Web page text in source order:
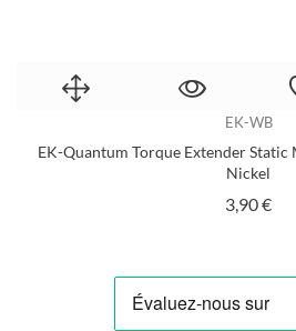
EK-WB
EK-Quantum Torque Extender Static
Nickel
3,90 €Prix